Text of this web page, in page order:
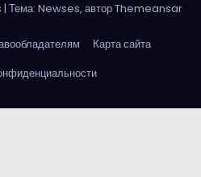
| Тема: Newses, авторThemeansar
Карта сайта